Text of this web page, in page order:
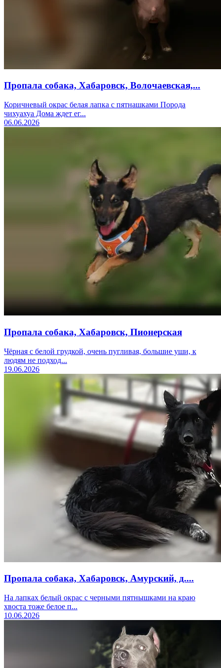
Пропала собака, Хабаровск, Волочаевская,...
Коричневый окрас белая лапка с пятнашками Порода
чихуахуа Дома ждет ег...
06.06.2026
Пропала собака, Хабаровск, Пионерская
Чёрная с белой грудкой, очень пугливая, большие уши, к
людям не подход...
19.06.2026
Пропала собака, Хабаровск, Амурский, д....
На лапках белый окрас с черными пятнышками на краю
хвоста тоже белое п...
10.06.2026